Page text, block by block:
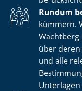
Rundum
kümmern.
Wachtberg
über deren
und alle
Unterlagen